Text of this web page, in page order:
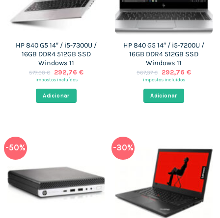
HP 840 G5 14″ / i5-7300U /
16GB DDR4 512GB SSD
Windows 11
577,00€
O
preço
era:
577,00 €.
292,76 €O
impostos incluídos
Adicionar
HP 840 G5 14″ / i5-7200U /
16GB DDR4 512GB SSD
Windows 11
967,37€
O
preço
era:
967,37 €.
292,76 €O
impostos incluídos
Adicionar
-50% -30%